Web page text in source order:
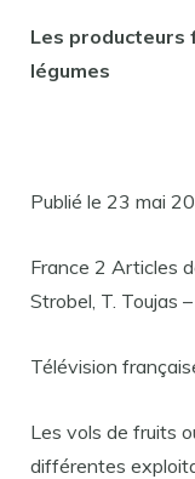
Les producteurs
légumes
Publié le 23 mai
France 2 Articles
Strobel, T. Toujas
Télévision
Les vols de fruits
différentes